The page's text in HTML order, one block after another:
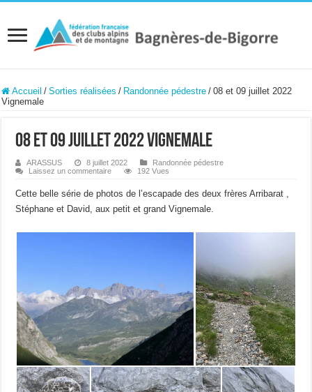
Accueil / Sorties réalisées / Randonnée pédestre / 08 et 09 juillet 2022
Vignemale
08 et 09 juillet 2022 Vignemale
ARASSUS 8 juillet 2022
Randonnée pédestre
Laissez un commentaire
192 Vues
Cette belle série de photos de l’escapade des deux frères Arribarat ,
Stéphane et David, aux petit et grand Vignemale.